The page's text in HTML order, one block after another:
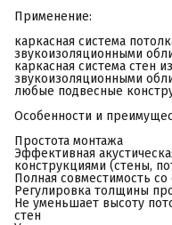
Применение:
каркасная система
звукоизоляционными
каркасная система стен
звукоизоляционными
любые подвесные
Особенности и
Простота монтажа
Эффективная
конструкциями (стены,
Полная совместимость
Регулировка толщины
Не уменьшает высоту
стен